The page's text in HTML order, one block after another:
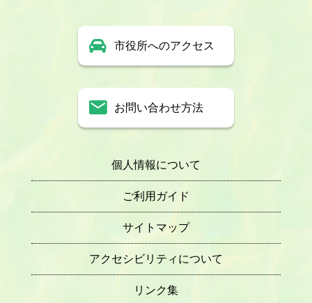
市役所へのアクセス
お問い合わせ方法
個人情報について
ご利用ガイド
サイトマップ
アクセシビリティについて
リンク集